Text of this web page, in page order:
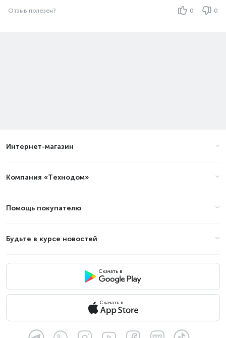
Отзыв полезен? 0 0
Интернет-магазин
Компания «Технодом»
Помощь покупателю
Будьте в курсе новостей
Скачать в
Скачать в